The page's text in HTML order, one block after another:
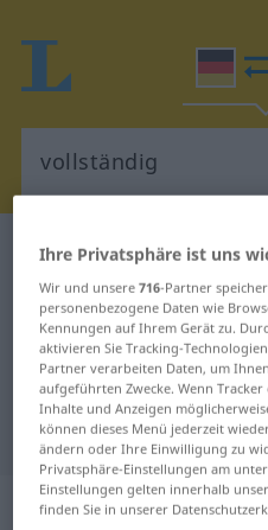
Deutsch-Italienisch
Deutsch-
für "vollständig"
"vollständig"
Übersetzung
„vollständig“:
Ihre Privatsphäre ist uns
Wir und unsere716-Partner
personenbezogene Daten wie
Kennungen auf Ihrem Gerät zu.
aktivieren Sie Tracking-
Partner verarbeiten Daten, um
aufgeführten Zwecke. Wenn
Inhalte und Anzeigen
können dieses Menü jederzeit
ändern oder Ihre Einwilligung zu
Privatsphäre-Einstellungen am
Einstellungen gelten innerhalb
finden Sie in unserer